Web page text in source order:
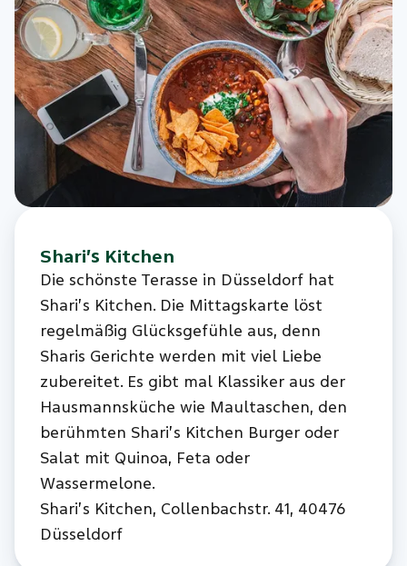
Shari’s Kitchen
Die schönste Terasse in Düsseldorf hat
Shari’s Kitchen. Die Mittagskarte löst
regelmäßig Glücksgefühle aus, denn
Sharis Gerichte werden mit viel Liebe
zubereitet. Es gibt mal Klassiker aus der
Hausmannsküche wie Maultaschen, den
berühmten Shari’s Kitchen Burger oder
Salat mit Quinoa, Feta oder
Wassermelone.
Shari’s Kitchen, Collenbachstr. 41, 40476
Düsseldorf